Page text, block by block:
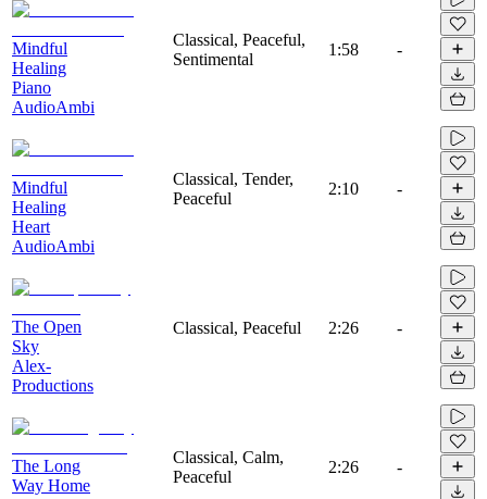
Mindful
Healing
Piano
AudioAmbi
Classical, Peaceful,
Sentimental
1:58 -
Mindful
Healing
Heart
AudioAmbi
Classical, Tender,
Peaceful
2:10 -
The Open
Sky
Alex-
Productions
Classical, Peaceful 2:26 -
The Long
Way Home
Classical, Calm,
Peaceful
2:26 -